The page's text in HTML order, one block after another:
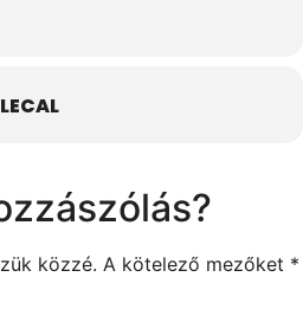
közzé. A kötelező mezőket *